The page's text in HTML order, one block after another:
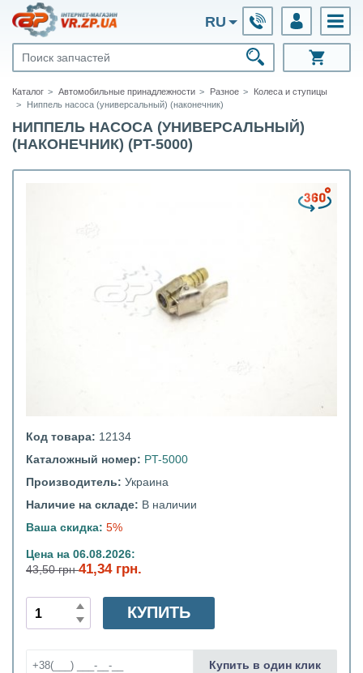
RU
Каталог Автомобильные принадлежности Разное
Колеса и ступицы
Ниппель насоса (универсальный) (наконечник)
НИППЕЛЬ НАСОСА (УНИВЕРСАЛЬНЫЙ)
(НАКОНЕЧНИК) (PT-5000)
Код товара: 12134
Каталожный номер: PT-5000
Производитель: Украина
Наличие на складе: В наличии
Ваша скидка: 5%
Цена на 06.08.2026:
43,50 грн41,34 грн.
КУПИТЬ
Купить в один клик